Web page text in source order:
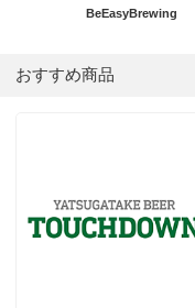
BeEasyBrewing
おすすめ商品